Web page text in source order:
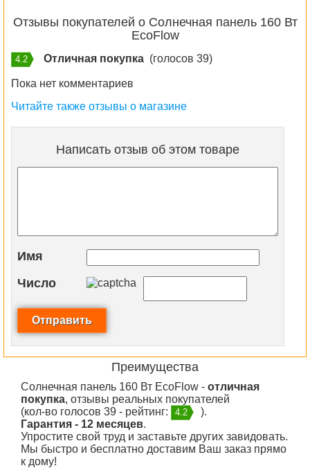
Отзывы покупателей о Солнечная панель 160 Вт
EcoFlow
4.2 Отличная покупка (голосов 39)
Пока нет комментариев
Читайте также отзывы о магазине
Написать отзыв об этом товаре
Имя
Число
Преимущества
Солнечная панель 160 Вт EcoFlow - отличная
покупка, отзывы реальных покупателей
(кол-во голосов 39 - рейтинг:
4.2
).
Гарантия - 12 месяцев.
Упростите свой труд и заставьте других завидовать.
Мы быстро и бесплатно доставим Ваш заказ прямо
к дому!